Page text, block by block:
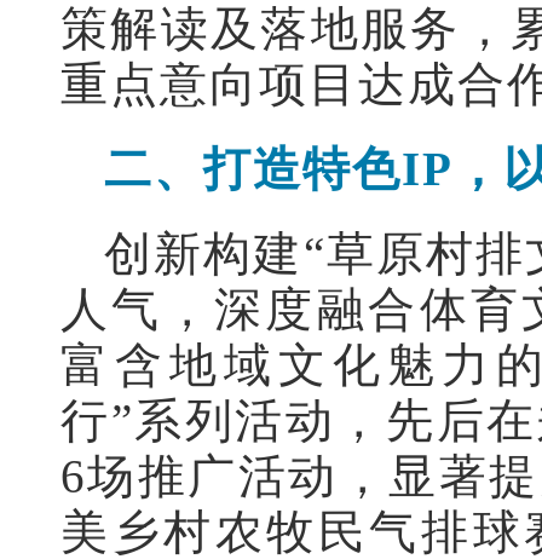
策解读及落地服务，
重点意向项目达成合
二、打造特色IP，
创新构建“草原村
人气，深度融合体
富含地域文化魅力
行”系列活动，先后
6场推广活动，显著
美乡村农牧民气排球